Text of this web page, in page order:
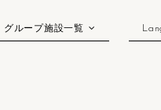
グループ施設一覧